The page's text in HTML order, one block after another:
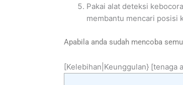
Pakai alat deteksi
membantu mencari posisi
Apabila anda sudah mencoba
[Kelebihan|Keunggulan}